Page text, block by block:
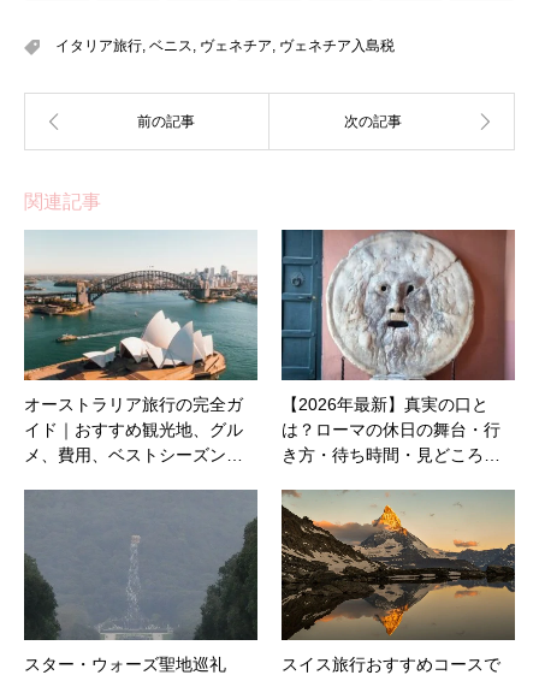
イタリア旅行, ベニス, ヴェネチア, ヴェネチア入島税
関連記事
オーストラリア旅行の完全ガ
イド｜おすすめ観光地、グル
メ、費用、ベストシーズン…
【2026年最新】真実の口と
は？ローマの休日の舞台・行
き方・待ち時間・見どころ…
スター・ウォーズ聖地巡礼
スイス旅行おすすめコースで